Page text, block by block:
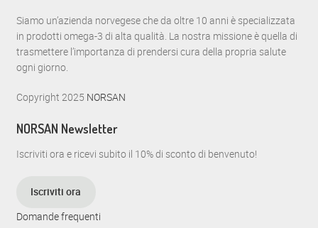
Siamo un’azienda norvegese che da oltre 10 anni è specializzata
in prodotti omega-3 di alta qualità. La nostra missione è quella di
trasmettere l’importanza di prendersi cura della propria salute
ogni giorno.
Copyright 2025 NORSAN
NORSAN Newsletter
Iscriviti ora e ricevi subito il 10% di sconto di benvenuto!
Iscriviti ora
Domande frequenti